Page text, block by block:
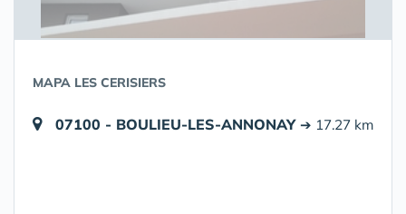
MAPA LES CERISIERS
07100 - BOULIEU-LES-ANNONAY ➔ 17.27 km